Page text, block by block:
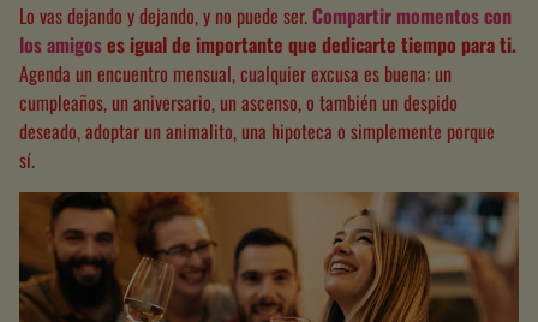
Lo vas dejando y dejando, y no puede ser. Compartir momentos con
los amigoses igual de importante que dedicarte tiempo para ti.
Agenda un encuentro mensual, cualquier excusa es buena: un
cumpleaños, un aniversario, un ascenso, o también un despido
deseado, adoptar un animalito, una hipoteca o simplemente porque
sí.